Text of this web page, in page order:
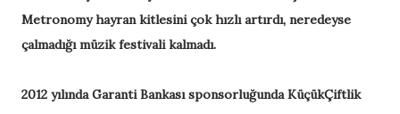
Metronomy hayran kitlesini çok hızlı artırdı, neredeyse
çalmadığı müzik festivali kalmadı.
2012 yılında Garanti Bankası sponsorluğunda KüçükÇiftlik